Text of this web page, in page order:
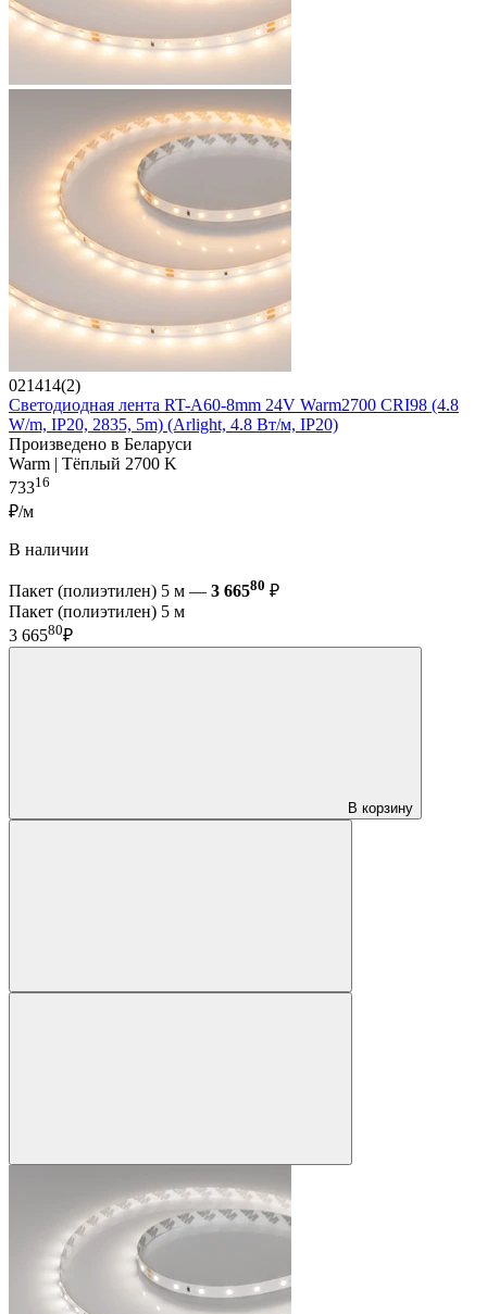
021414(2)
Светодиодная лента RT-A60-8mm 24V Warm2700 CRI98 (4.8
W/m, IP20, 2835, 5m) (Arlight, 4.8 Вт/м, IP20)
Произведено в Беларуси
Warm | Тёплый 2700 K
73316
₽/м
В наличии
Пакет (полиэтилен) 5 м — 3 66580 ₽
Пакет (полиэтилен) 5 м
3 66580₽
В корзину